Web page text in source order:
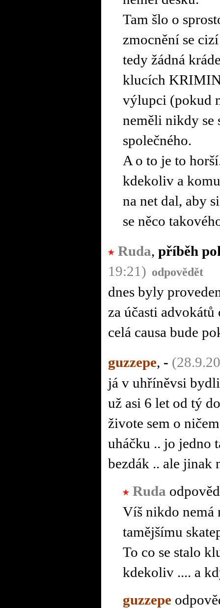
Tam šlo o
zmocnění se
tedy žádná
klucích
výlupci (pokud
neměli nikdy se
společného.
A o to je to
kdekoliv a
na net dal, aby
se něco
Ruda, příběh
19:21) odpovědět
dnes byly
za účasti
celá causa bude
guzzepe, -
já v uhříněvsi
už asi 6 let od tý
živote sem o
uháčku .. jo jedno
bezdák .. ale jinak
Ruda
Víš nikdo nemá
tamějšímu
To co se stalo
kdekoliv .... a
guzzepe